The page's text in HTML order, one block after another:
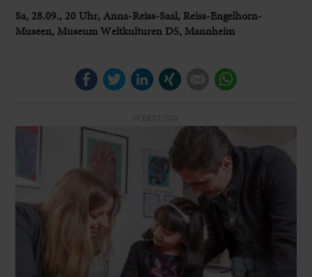
Sa, 28.09., 20 Uhr, Anna-Reiss-Saal, Reiss-Engelhorn-
Museen, Museum Weltkulturen D5, Mannheim
FacebookTwitterLinkedIn E-mail